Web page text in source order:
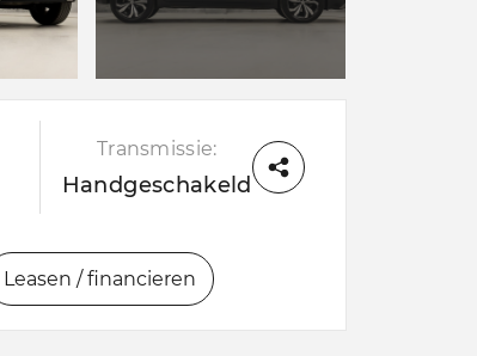
Transmissie:
Handgeschakeld
Leasen / financieren